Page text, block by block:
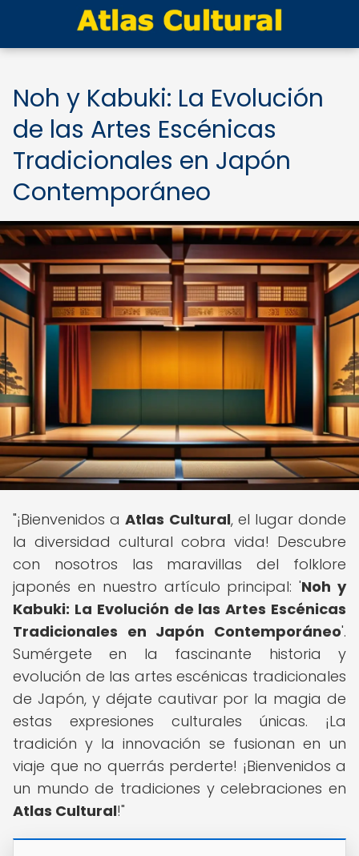
Noh y Kabuki: La Evolución
de las Artes Escénicas
Tradicionales en Japón
Contemporáneo
"¡Bienvenidos aAtlas Cultural, el lugar donde
la diversidad cultural cobra vida! Descubre
con nosotros las maravillas del folklore
japonés en nuestro artículo principal: 'Noh y
Kabuki: La Evolución de las Artes Escénicas
Tradicionales en Japón Contemporáneo'.
Sumérgete en la fascinante historia y
evolución de las artes escénicas tradicionales
de Japón, y déjate cautivar por la magia de
estas expresiones culturales únicas. ¡La
tradición y la innovación se fusionan en un
viaje que no querrás perderte! ¡Bienvenidos a
un mundo de tradiciones y celebraciones en
Atlas Cultural!"